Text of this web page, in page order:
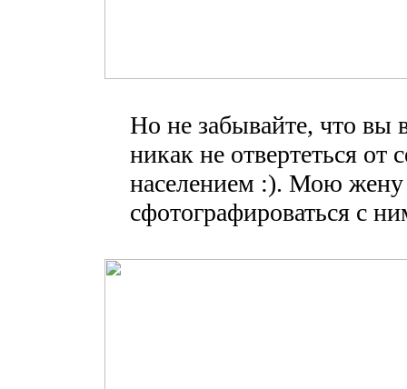
Но не забывайте, что вы
никак не отвертеться
населением :). Мою жену
сфотографироваться с